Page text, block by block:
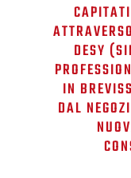
DESY
IN
DAL